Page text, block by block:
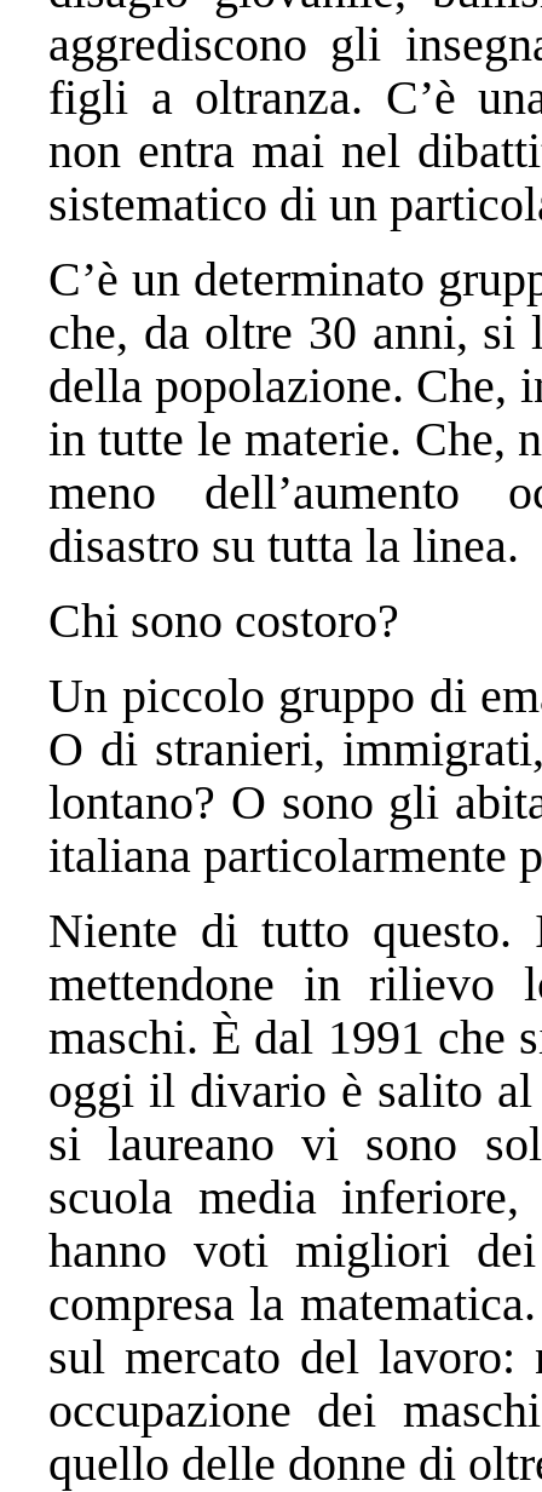
aggrediscono gli
figli a oltranza. C’è
non entra mai nel
sistematico di un
C’è un determinato
che, da oltre 30 anni, si
della popolazione. Che,
in tutte le materie. Che,
meno dell’aumento
disastro su tutta la linea.
Chi sono costoro?
Un piccolo gruppo di
O di stranieri,
lontano? O sono gli
italiana particolarmente
Niente di tutto
mettendone in rilievo
maschi. È dal 1991 che
oggi il divario è salito al
si laureano vi sono
scuola media
hanno voti migliori
compresa la
sul mercato del
occupazione dei
quello delle donne di